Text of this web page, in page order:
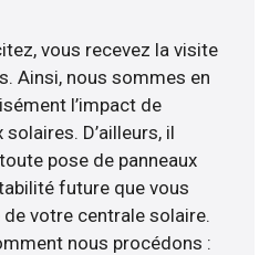
vous recevez la visite
Ainsi, nous sommes en
l’impact de
D’ailleurs, il
pose de panneaux
future que vous
votre centrale solaire.
nous procédons :